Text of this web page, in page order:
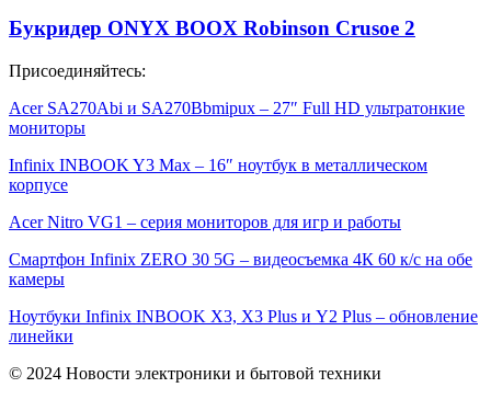
Букридер ONYX BOOX Robinson Crusoe 2
Присоединяйтесь:
Acer SA270Abi и SA270Bbmipux – 27″ Full HD ультратонкие
мониторы
Infinix INBOOK Y3 Max – 16″ ноутбук в металлическом
корпусе
Acer Nitro VG1 – серия мониторов для игр и работы
Смартфон Infinix ZERO 30 5G – видеосъемка 4К 60 к/с на обе
камеры
Ноутбуки Infinix INBOOK X3, X3 Plus и Y2 Plus – обновление
линейки
© 2024 Новости электроники и бытовой техники